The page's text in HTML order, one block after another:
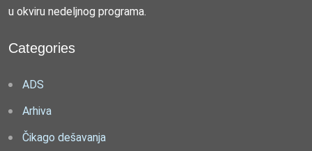
u okviru nedeljnog programa.
Categories
ADS
Arhiva
Čikago dešavanja